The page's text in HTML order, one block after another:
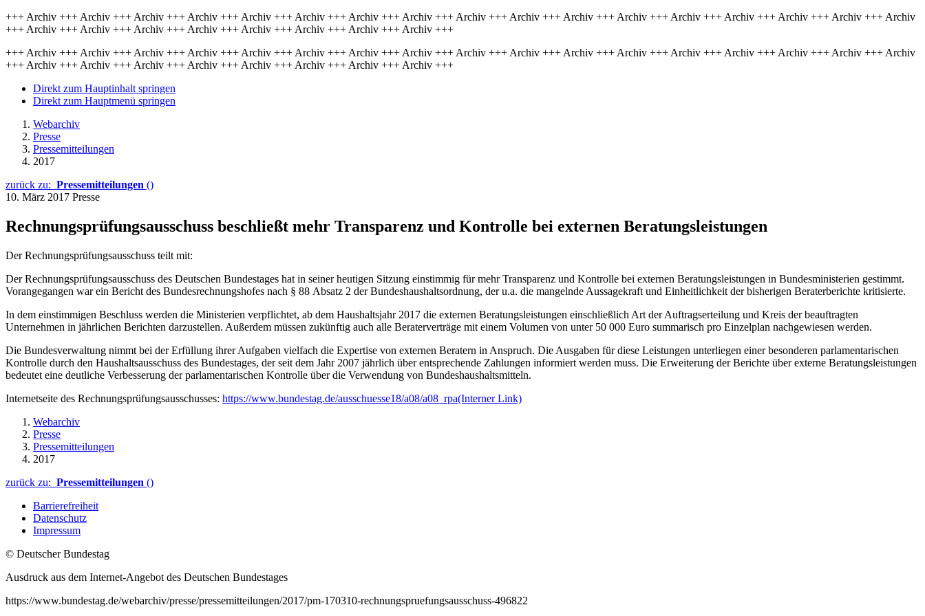
+++ Archiv +++ Archiv +++ Archiv +++ Archiv +++ Archiv +++ Archiv +++ Archiv +++ Archiv +++ Archiv +++ Archiv +++ Archiv +++ Archiv +++ Archiv +++ Archiv +++ Archiv +++ Archiv +++ Archiv
+++ Archiv +++ Archiv +++ Archiv +++ Archiv +++ Archiv +++ Archiv +++ Archiv +++ Archiv +++
+++ Archiv +++ Archiv +++ Archiv +++ Archiv +++ Archiv +++ Archiv +++ Archiv +++ Archiv +++ Archiv +++ Archiv +++ Archiv +++ Archiv +++ Archiv +++ Archiv +++ Archiv +++ Archiv +++ Archiv
+++ Archiv +++ Archiv +++ Archiv +++ Archiv +++ Archiv +++ Archiv +++ Archiv +++ Archiv +++
Direkt zum Hauptinhalt springen
Direkt zum Hauptmenü springen
Webarchiv
Presse
Pressemitteilungen
2017
zurück zu: Pressemitteilungen ()
10. März 2017 Presse
Rechnungsprüfungsausschuss beschließt mehr Transparenz und Kontrolle bei externen Beratungsleistungen
Der Rechnungsprüfungsausschuss teilt mit:
Der Rechnungsprüfungsausschuss des Deutschen Bundestages hat in seiner heutigen Sitzung einstimmig für mehr Transparenz und Kontrolle bei externen Beratungsleistungen in Bundesministerien gestimmt.
Vorangegangen war ein Bericht des Bundesrechnungshofes nach § 88 Absatz 2 der Bundeshaushaltsordnung, der u.a. die mangelnde Aussagekraft und Einheitlichkeit der bisherigen Beraterberichte kritisierte.
In dem einstimmigen Beschluss werden die Ministerien verpflichtet, ab dem Haushaltsjahr 2017 die externen Beratungsleistungen einschließlich Art der Auftragserteilung und Kreis der beauftragten
Unternehmen in jährlichen Berichten darzustellen. Außerdem müssen zukünftig auch alle Beraterverträge mit einem Volumen von unter 50 000 Euro summarisch pro Einzelplan nachgewiesen werden.
Die Bundesverwaltung nimmt bei der Erfüllung ihrer Aufgaben vielfach die Expertise von externen Beratern in Anspruch. Die Ausgaben für diese Leistungen unterliegen einer besonderen parlamentarischen
Kontrolle durch den Haushaltsausschuss des Bundestages, der seit dem Jahr 2007 jährlich über entsprechende Zahlungen informiert werden muss. Die Erweiterung der Berichte über externe Beratungsleistungen
bedeutet eine deutliche Verbesserung der parlamentarischen Kontrolle über die Verwendung von Bundeshaushaltsmitteln.
Internetseite des Rechnungsprüfungsausschusses: https://www.bundestag.de/ausschuesse18/a08/a08_rpa(Interner Link)
Webarchiv
Presse
Pressemitteilungen
2017
zurück zu: Pressemitteilungen ()
Barrierefreiheit
Datenschutz
Impressum
© Deutscher Bundestag
Ausdruck aus dem Internet-Angebot des Deutschen Bundestages
https://www.bundestag.de/webarchiv/presse/pressemitteilungen/2017/pm-170310-rechnungspruefungsausschuss-496822